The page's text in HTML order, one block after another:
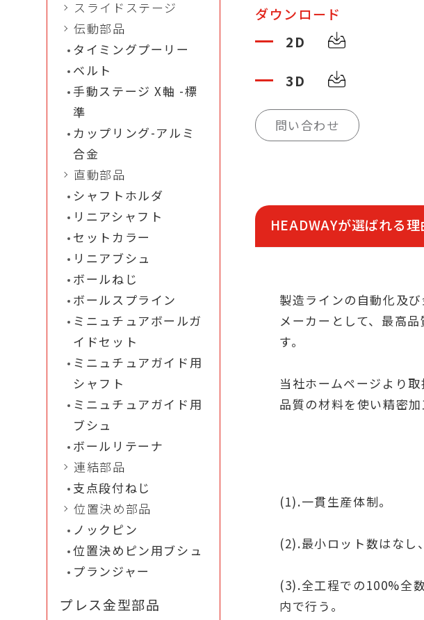
スライドステージ
伝動部品
タイミングプーリー
ベルト
手動ステージ X軸 -標
準
カップリング-アルミ
合金
直動部品
シャフトホルダ
リニアシャフト
セットカラー
リニアブシュ
ボールねじ
ボールスプライン
ミニュチュアボールガ
イドセット
ミニュチュアガイド用
シャフト
ミニュチュアガイド用
ブシュ
ボールリテーナ
連結部品
支点段付ねじ
位置決め部品
ノックピン
位置決めピン用ブシュ
プランジャー
プレス金型部品
ダウンロード
2D
3D
問い合わせ
HEADWAYが選ばれる理
製造ラインの自動化及
メーカーとして、最高
す。
当社ホームページより
品質の材料を使い精密
(1).一貫生産体制。
(2).最小ロット数はなし
(3).全工程での100%全
内で行う。